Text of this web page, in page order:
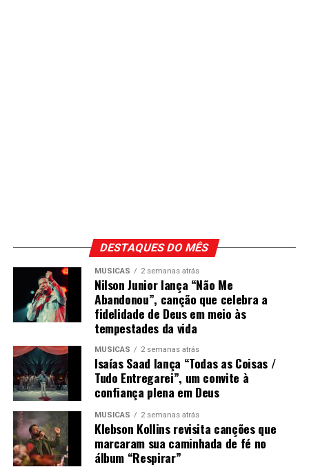
DESTAQUES DO MÊS
MÚSICAS 2 semanas atrás
Nilson Junior lança “Não Me
Abandonou”, canção que celebra a
fidelidade de Deus em meio às
tempestades da vida
MÚSICAS 2 semanas atrás
Isaías Saad lança “Todas as Coisas /
Tudo Entregarei”, um convite à
confiança plena em Deus
MÚSICAS 2 semanas atrás
Klebson Kollins revisita canções que
marcaram sua caminhada de fé no
álbum “Respirar”